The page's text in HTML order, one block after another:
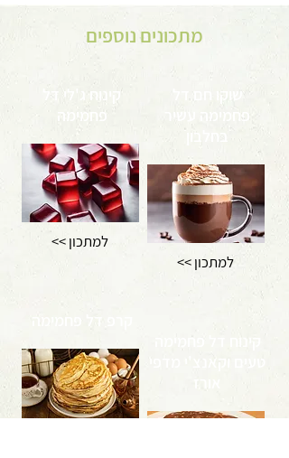
מתכונים נוספים
שוקו חם דל
פחמימה עשיר
בחלבון
<< למתכון
קינוח דל פחמימה
טעים וקאנצ'י מדפי
אורז
קינוח ג'לי דל
פחמימה
<< למתכון
קרפ דל פחמימה